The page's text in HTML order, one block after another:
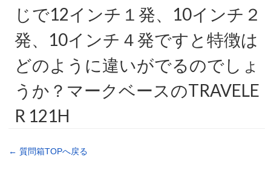
じで12インチ１発、10インチ２
発、10インチ４発ですと特徴は
どのように違いがでるのでしょ
うか？マークベースのTRAVELE
R 121H
← 質問箱TOPへ戻る